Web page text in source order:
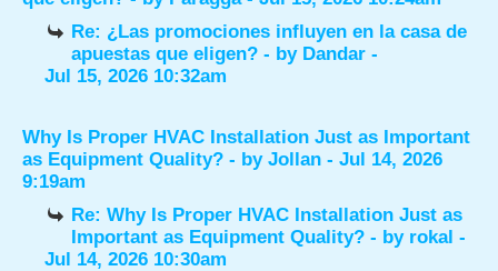
Re: ¿Las promociones influyen en la casa de
apuestas que eligen? - by Dandar -
Jul 15, 2026 10:32am
Why Is Proper HVAC Installation Just as Important
as Equipment Quality? - by Jollan - Jul 14, 2026
9:19am
Re: Why Is Proper HVAC Installation Just as
Important as Equipment Quality? - by rokal -
Jul 14, 2026 10:30am